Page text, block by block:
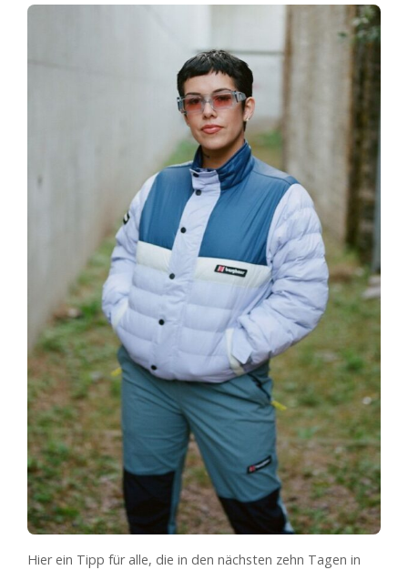
Hier ein Tipp für alle, die in den nächsten zehn Tagen in